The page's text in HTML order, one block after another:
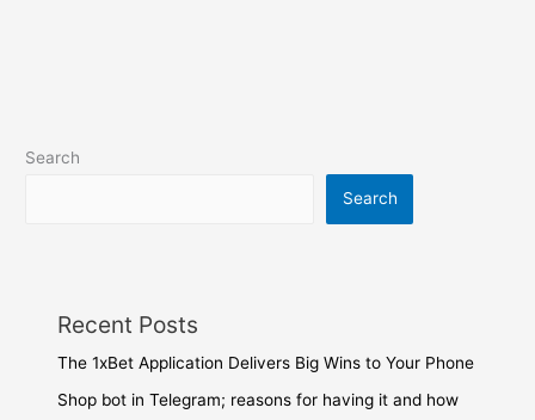
Search
Search
Recent Posts
The 1xBet Application Delivers Big Wins to Your Phone
Shop bot in Telegram; reasons for having it and how